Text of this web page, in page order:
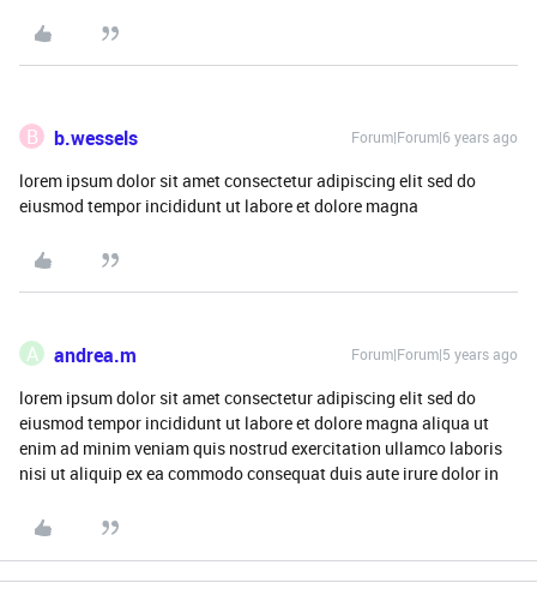
B b.wessels Forum|Forum|6 years ago
lorem ipsum dolor sit amet consectetur adipiscing elit sed do
eiusmod tempor incididunt ut labore et dolore magna
A andrea.m Forum|Forum|5 years ago
lorem ipsum dolor sit amet consectetur adipiscing elit sed do
eiusmod tempor incididunt ut labore et dolore magna aliqua ut
enim ad minim veniam quis nostrud exercitation ullamco laboris
nisi ut aliquip ex ea commodo consequat duis aute irure dolor in